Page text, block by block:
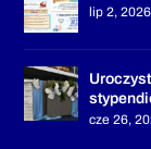
lip 2, 2026
cze 26,